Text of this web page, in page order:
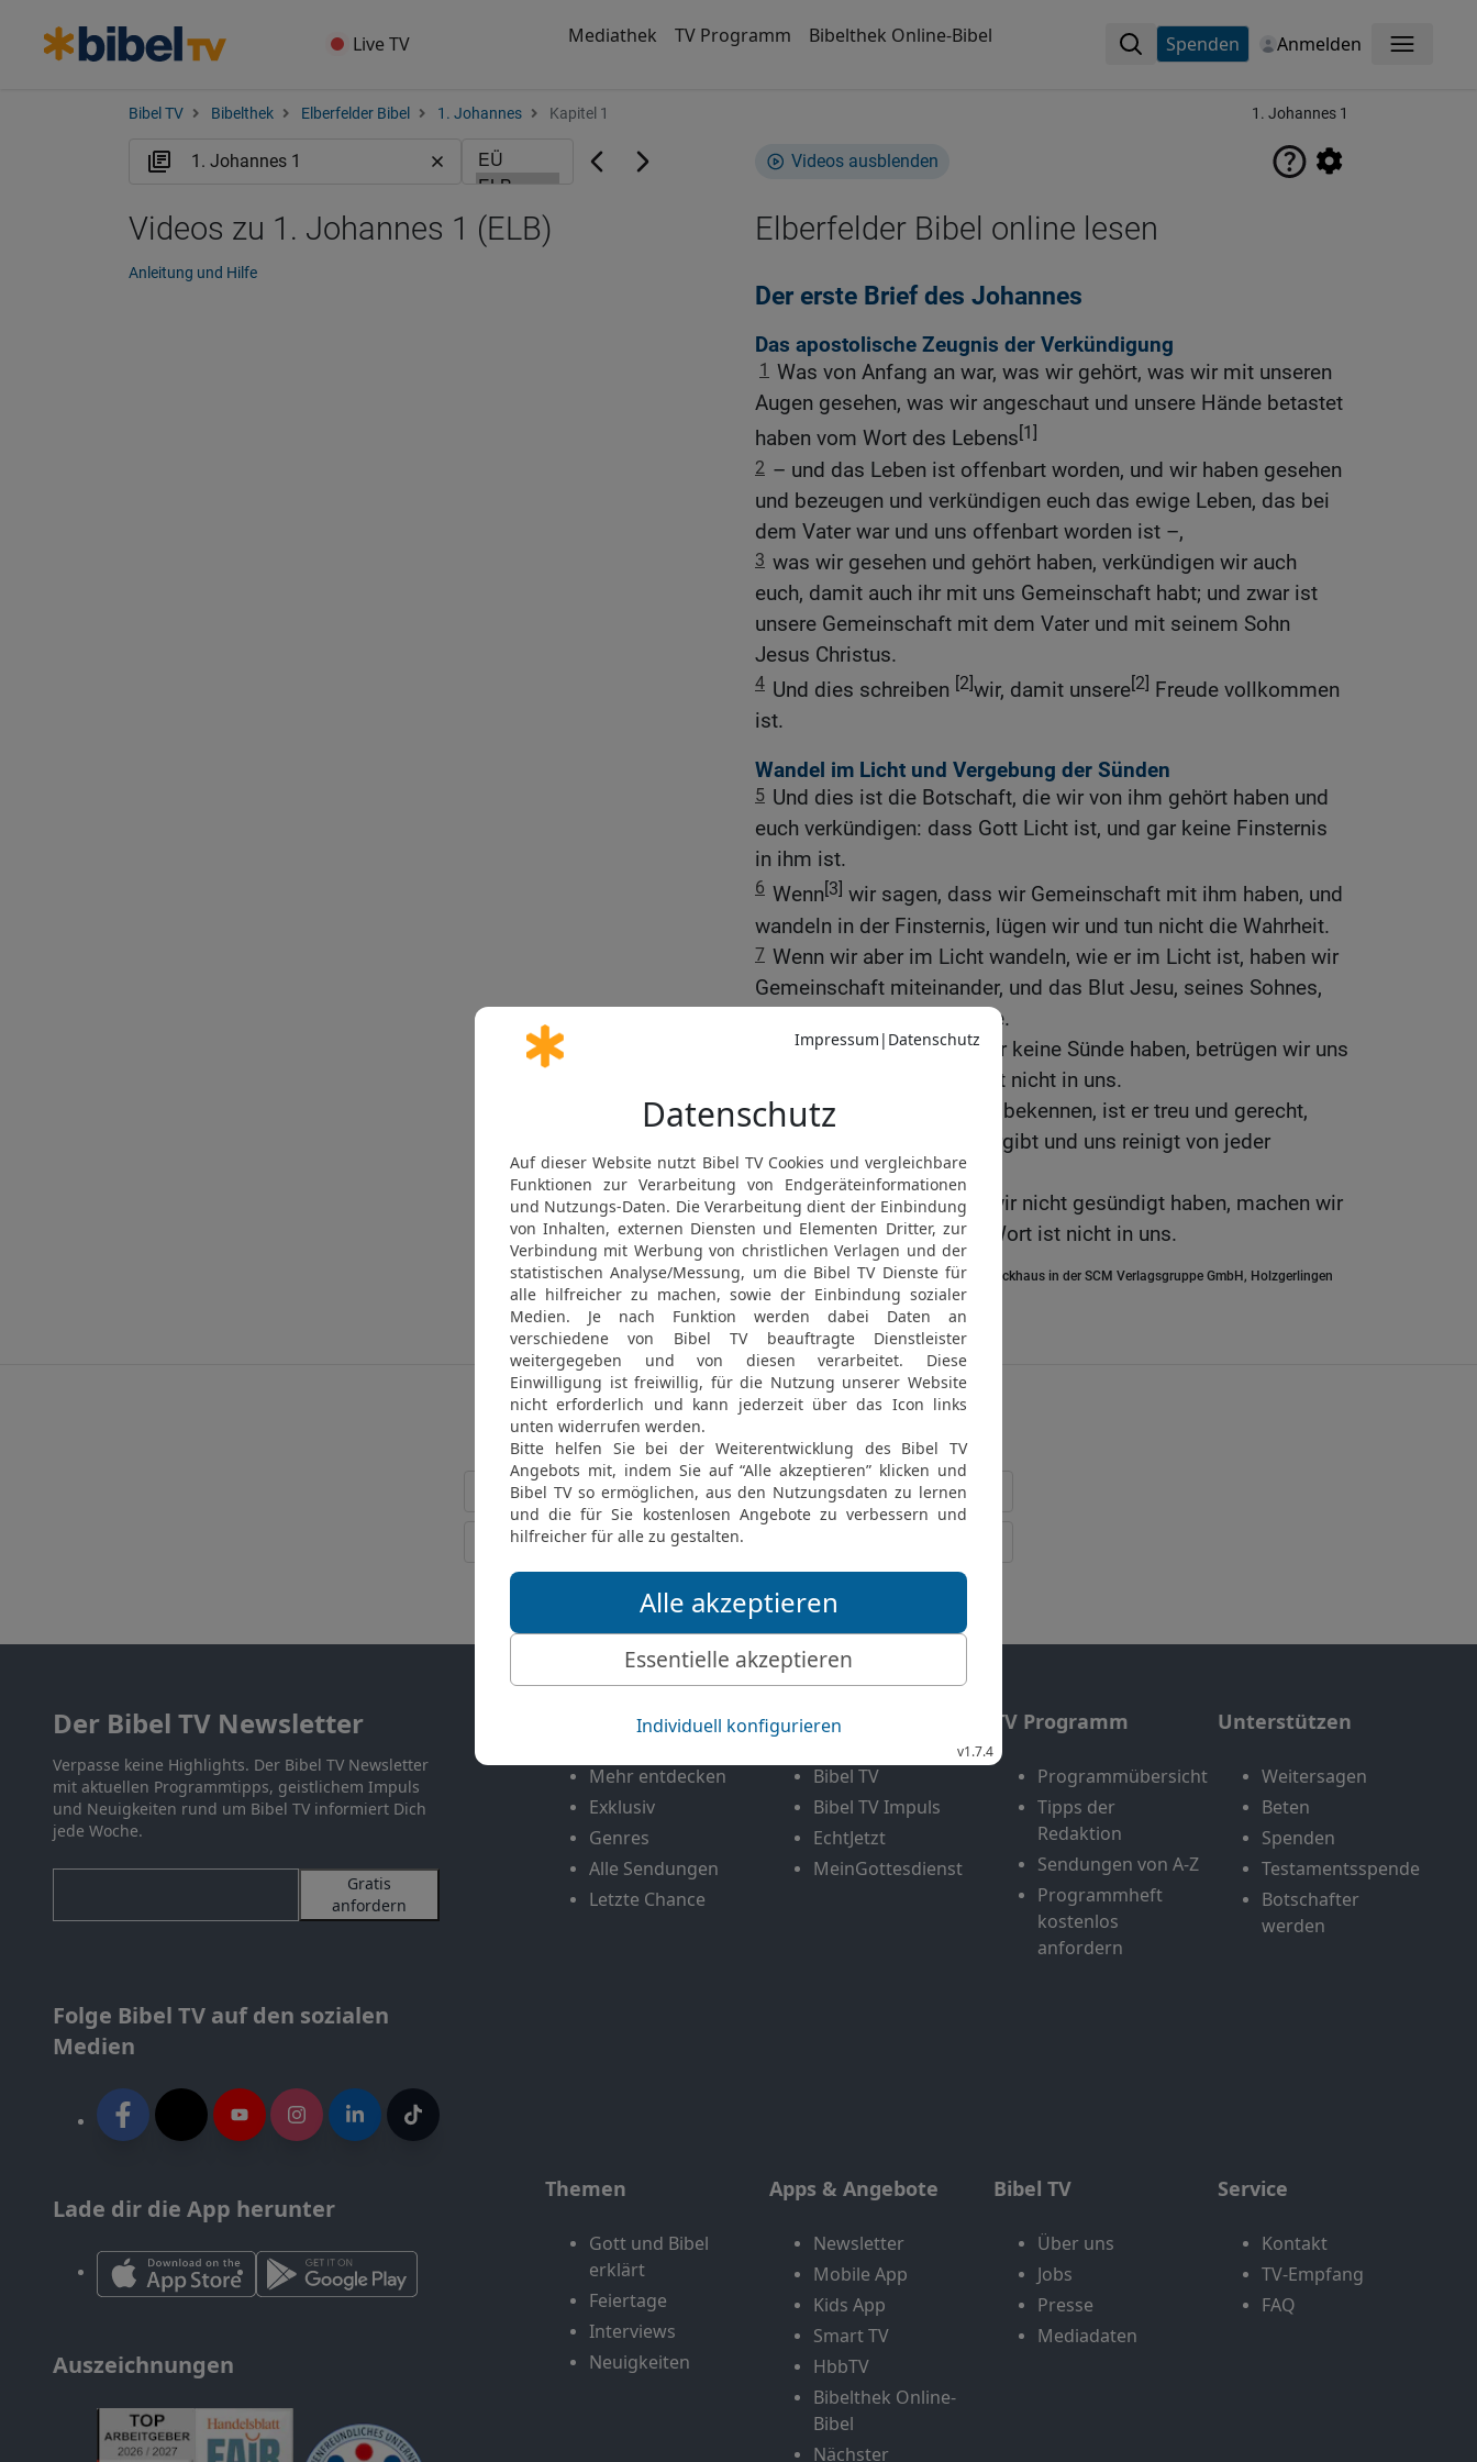
Live TV Mediathek TV Programm Bibelthek Online-Bibel Spenden Anmelden Menü
Bibel TV Bibelthek Elberfelder Bibel 1. Johannes Kapitel 1 1. Johannes 1
Videos ausblenden
Elberfelder Bibel online lesen
Der erste Brief des Johannes
Das apostolische Zeugnis der Verkündigung
1 Was von Anfang an war, was wir gehört, was wir mit unseren
Augen gesehen, was wir angeschaut und unsere Hände betastet
haben vom Wort des Lebens[1]
2 – und das Leben ist offenbart worden, und wir haben gesehen
und bezeugen und verkündigen euch das ewige Leben, das bei
dem Vater war und uns offenbart worden ist –,
3 was wir gesehen und gehört haben, verkündigen wir auch
euch, damit auch ihr mit uns Gemeinschaft habt; und zwar ist
unsere Gemeinschaft mit dem Vater und mit seinem Sohn
Jesus Christus.
4 Und dies schreiben [2]wir, damit unsere[2] Freude vollkommen
ist.
Wandel im Licht und Vergebung der Sünden
5 Und dies ist die Botschaft, die wir von ihm gehört haben und
euch verkündigen: dass Gott Licht ist, und gar keine Finsternis
in ihm ist.
6 Wenn[3] wir sagen, dass wir Gemeinschaft mit ihm haben, und
wandeln in der Finsternis, lügen wir und tun nicht die Wahrheit.
7 Wenn wir aber im Licht wandeln, wie er im Licht ist, haben wir
Gemeinschaft miteinander, und das Blut Jesu, seines Sohnes,
reinigt uns von jeder Sünde.
Wenn wir sagen, dass wir keine Sünde haben, betrügen wir uns
selbst, und die Wahrheit ist nicht in uns.
9 Wenn wir unsere Sünden bekennen, ist er treu und gerecht,
dass er uns die Sünden vergibt und uns reinigt von jeder
Ungerechtigkeit.
10 Wenn wir sagen, dass wir nicht gesündigt haben, machen wir
ihn zum Lügner, und sein Wort ist nicht in uns.
Elberfelder Bibel 2006, © 2006 SCM R.Brockhaus in der SCM Verlagsgruppe GmbH, Holzgerlingen
Videos zu 1. Johannes 1 (ELB)
Anleitung und Hilfe
Möchtest du uns Feedback geben?
Bewertung der Bibelthek
FEEDBACK SENDEN
Der Bibel TV Newsletter
Verpasse keine Highlights. Der Bibel TV Newsletter
mit aktuellen Programmtipps, geistlichem Impuls
und Neuigkeiten rund um Bibel TV informiert Dich
jede Woche.
Gratis
anfordern
Folge Bibel TV auf den sozialen
Medien
Lade dir die App herunter
Auszeichnungen
Mediathek
Mehr entdecken
Exklusiv
Genres
Alle Sendungen
Letzte Chance
Livestream
Bibel TV
Bibel TV Impuls
EchtJetzt
MeinGottesdienst
TV Programm
Programmübersicht
Tipps der
Redaktion
Sendungen von A-Z
Programmheft
kostenlos
anfordern
Unterstützen
Weitersagen
Beten
Spenden
Testamentsspende
Botschafter
werden
Themen
Gott und Bibel
erklärt
Feiertage
Interviews
Neuigkeiten
Apps & Angebote
Newsletter
Mobile App
Kids App
Smart TV
HbbTV
Bibelthek Online-
Bibel
Nächster
Bibel TV
Über uns
Jobs
Presse
Mediadaten
Service
Kontakt
TV-Empfang
FAQ